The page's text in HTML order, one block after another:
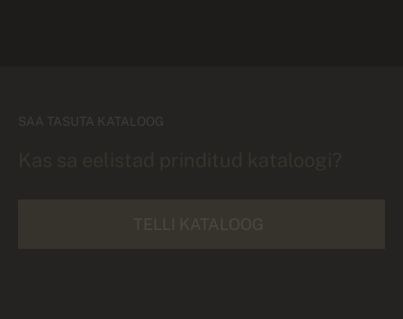
SAA TASUTA KATALOOG